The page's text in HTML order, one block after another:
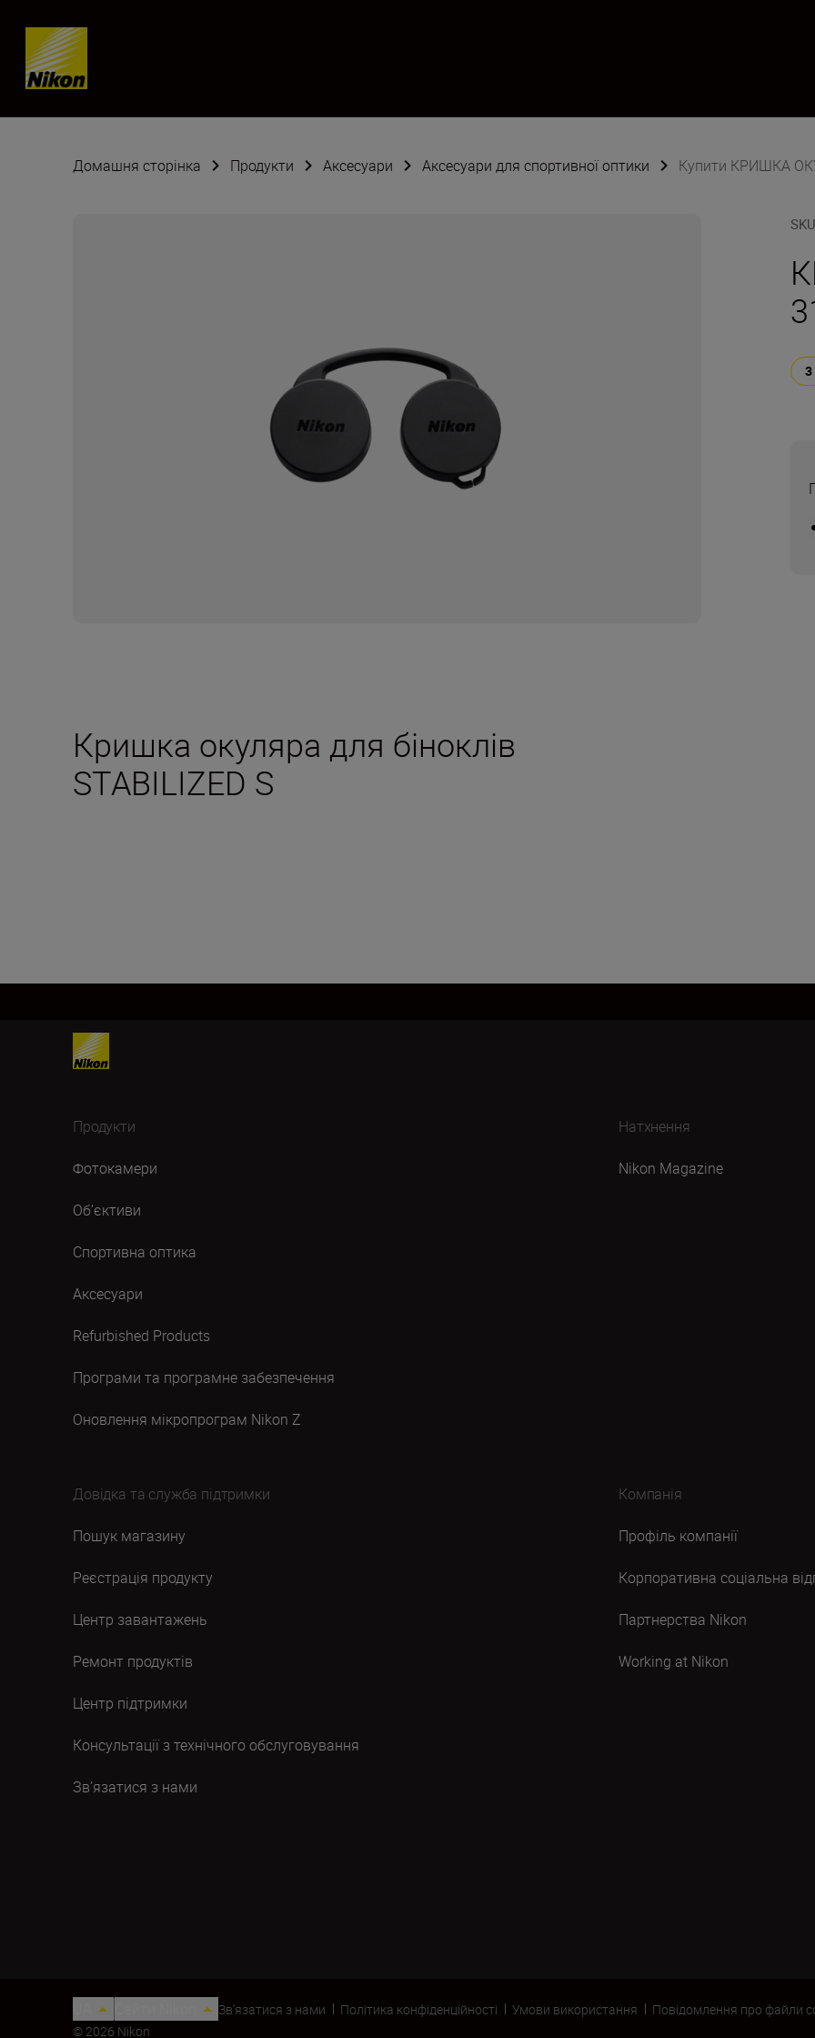
Skip content
Домашня сторінка Продукти Аксесуари Аксесуари для спортивної оптики Купити КРИШКА
SKU
Кришка окуляра для біноклів
STABILIZED S
Продукти
Фотокамери
Об’єктиви
Спортивна оптика
Аксесуари
Refurbished Products
Програми та програмне забезпечення
Оновлення мікропрограм Nikon Z
Натхнення
Nikon Magazine
Довідка та служба підтримки
Пошук магазину
Реєстрація продукту
Центр завантажень
Ремонт продуктів
Центр підтримки
Консультації з технічного обслуговування
Зв’язатися з нами
Компанія
Профіль компанії
Корпоративна соціальна
Партнерства Nikon
Working at Nikon
Зв’язатися з нами Політика конфіденційності Умови використання Повідомлення про файли
© 2026 Nikon